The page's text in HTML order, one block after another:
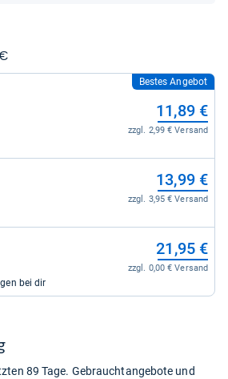
Bestes Angebot
11,89 €
zzgl. 2,99 € Versand
13,99 €
zzgl. 3,95 € Versand
21,95 €
zzgl. 0,00 € Versand
bei dir
89 Tage. Gebrauchtangebote und